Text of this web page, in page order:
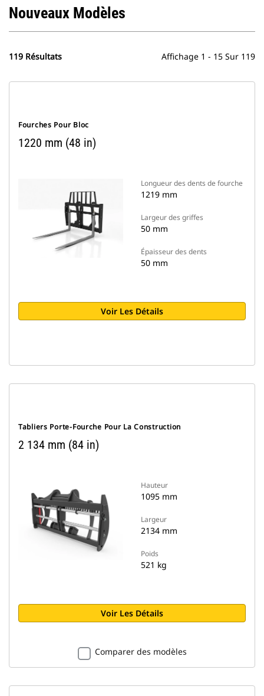
Nouveaux Modèles
119 Résultats Affichage 1 - 15 Sur 119
Fourches Pour Bloc
1220 mm (48 in)
Longueur des dents de fourche
1219 mm
Largeur des griffes
50 mm
Épaisseur des dents
50 mm
Voir Les Détails
Tabliers Porte-Fourche Pour La Construction
2 134 mm (84 in)
Hauteur
1095 mm
Largeur
2134 mm
Poids
521 kg
Voir Les Détails
Comparer des modèles